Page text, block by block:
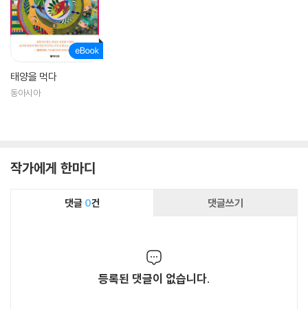
태양을 먹다
동아시아
작가에게 한마디
댓글 0건 댓글쓰기
등록된 댓글이 없습니다.